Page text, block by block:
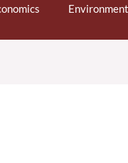
Environment